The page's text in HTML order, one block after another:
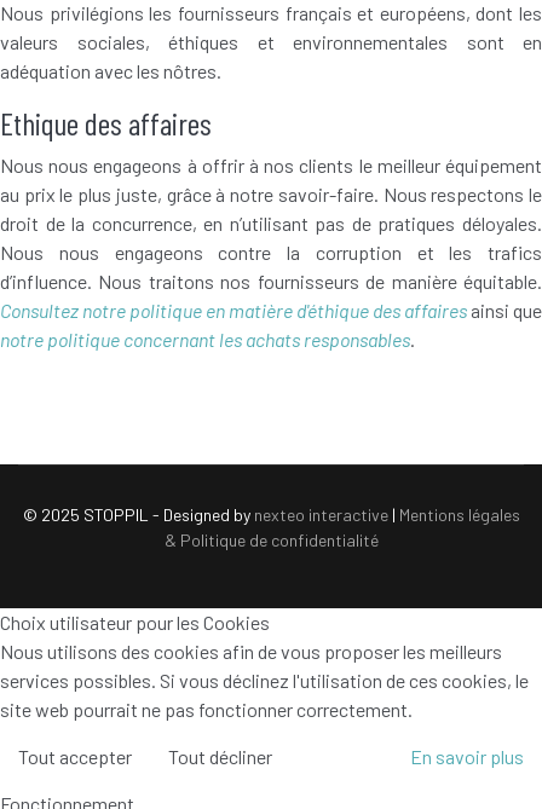
Nous privilégions les fournisseurs français et européens, dont les
valeurs sociales, éthiques et environnementales sont en
adéquation avec les nôtres.
Ethique des affaires
Nous nous engageons à offrir à nos clients le meilleur équipement
au prix le plus juste, grâce à notre savoir-faire. Nous respectons le
droit de la concurrence, en n’utilisant pas de pratiques déloyales.
Nous nous engageons contre la corruption et les trafics
d’influence. Nous traitons nos fournisseurs de manière équitable.
Consultez notre politique en matière d'éthique des affaires ainsi que
notre politique concernant les achats responsables.
© 2025 STOPPIL - Designed by nexteo interactive| Mentions légales
& Politique de confidentialité
Choix utilisateur pour les Cookies
Nous utilisons des cookies afin de vous proposer les meilleurs
services possibles. Si vous déclinez l'utilisation de ces cookies, le
site web pourrait ne pas fonctionner correctement.
Tout accepter Tout décliner En savoir plus
Fonctionnement